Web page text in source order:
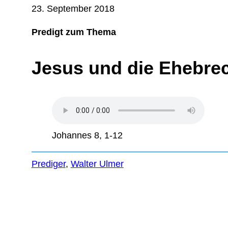
23. September 2018
Predigt zum Thema
Jesus und die
Johannes 8, 1-12
Prediger, Walter Ulmer